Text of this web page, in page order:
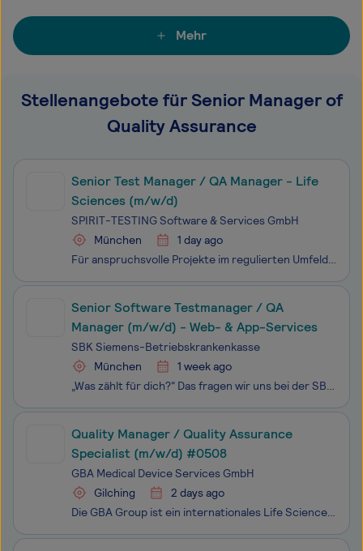
Mehr
Stellenangebote für Senior Manager of
Quality Assurance
Senior Test Manager / QA Manager - Life
Sciences (m/w/d)
SPIRIT-TESTING Software & Services GmbH
München
1 day ago
Für anspruchsvolle Projekte im regulierten Umfeld der Life Sciences suchen wir Sie als Senior Test Manager / QA Manager (m/w/d). Die SPIRIT-TESTING Software & Services GmbH ist Teil der TestSolutions Group mit insgesamt rund 250 Mitarbeiter: innen. Als agiles IT-Unternehmen sind wir auf Software
Senior Software Testmanager / QA
Manager (m/w/d) - Web- & App-Services
SBK Siemens-Betriebskrankenkasse
München
1 week ago
„Was zählt für dich?“ Das fragen wir uns bei der SBK (Siemens-Betriebskrankenkasse) täglich – sowohl im vertrauensvollen Kundendialog als auch intern im wertschätzenden Miteinander. Gemeinsam beschreiten wir mutig neue Wege, um die Gesundheitsversorgung aktiv mitzugestalten. Dabei zählen wir auf die
Quality Manager / Quality Assurance
Specialist (m/w/d) #0508
GBA Medical Device Services GmbH
Gilching
2 days ago
Die GBA Group ist ein internationales Life Science Dienstleistungsunternehmen mit einem breiten Angebot an analytischen, logistischen und fachspezifischen Services in den Bereichen Pharma, Medizinprodukte, Kosmetika, Chemie, Lebensmittel, Trinkwasser und Umwelt.Zusammenhalt und Spaß an der Arbeit ze